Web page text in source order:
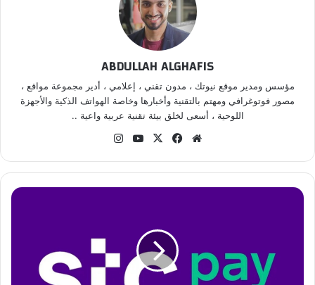
ABDULLAH ALGHAFIS
مؤسس ومدير موقع نيوتك ، مدون تقني ، إعلامي ، أدير مجموعة مواقع ،
مصور فوتوغرافي ومهتم بالتقنية وأخبارها وخاصة الهواتف الذكية والأجهزة
اللوحية ، أسعى لخلق بيئة تقنية عربية واعية ..
موقع
فيسبوك
‫X
‫YouTube
stc